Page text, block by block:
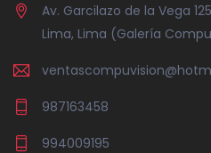
Av. Garcilazo de la Vega
Lima, Lima (Galería
987163458
994009195